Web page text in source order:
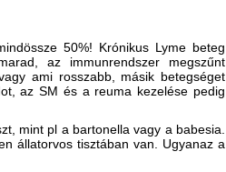
50%! Krónikus Lyme beteg
az immunrendszer megszűnt
ami rosszabb, másik betegséget
az SM és a reuma kezelése pedig
mint pl a bartonella vagy a babesia.
állatorvos tisztában van. Ugyanaz a